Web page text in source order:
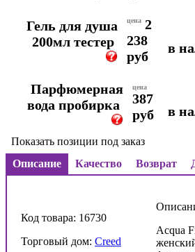
Гель для душа
200мл тестер
цена 2
238
руб
в
Парфюмерная
вода пробирка
цена
387
руб
в
Показать позиции под заказ
Описание
Качество Возврат
Код товара: 16730
Торговый дом: Creed
Acqua